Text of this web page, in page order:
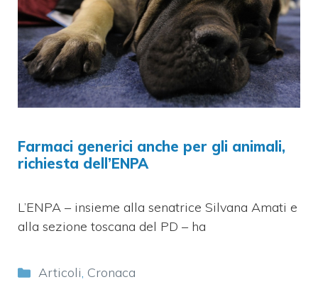
Farmaci generici anche per gli animali,
richiesta dell’ENPA
L’ENPA – insieme alla senatrice Silvana Amati e
alla sezione toscana del PD – ha
Categorie
Articoli, Cronaca